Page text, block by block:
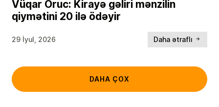
Vüqar Oruc: Kirayə gəliri mənzilin
qiymətini 20 ilə ödəyir
29 İyul, 2026 Daha ətraflı
DAHA ÇOX